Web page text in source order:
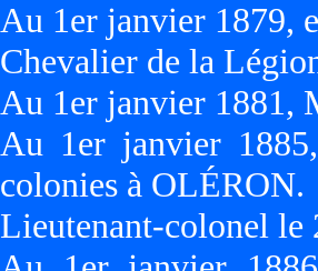
Au 1er janvier 1879,
Chevalier de la
Au 1er janvier 1881,
Au 1er janvier
colonies à OLÉRON.
Lieutenant-colonel